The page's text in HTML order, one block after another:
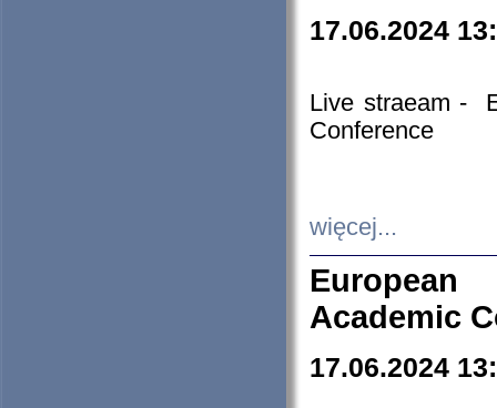
17.06.2024
Live straeam -
Conference
więcej...
European
Academic
17.06.2024